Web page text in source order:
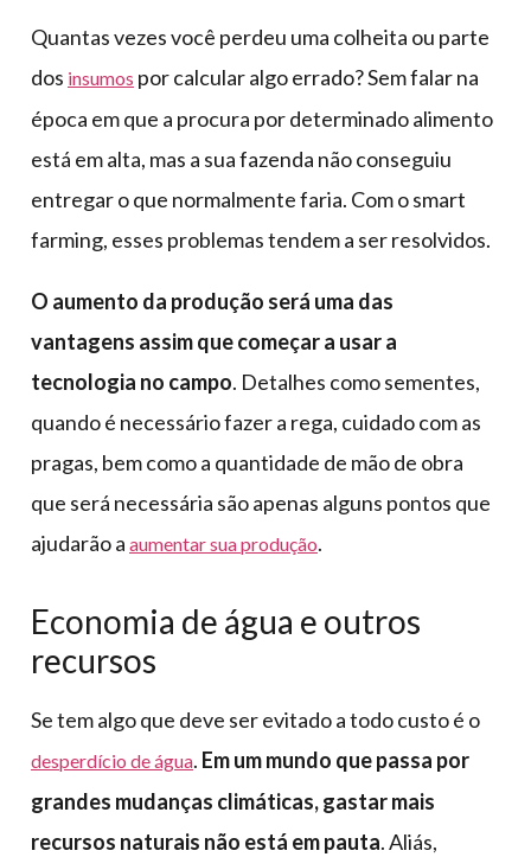
Quantas vezes você perdeu uma colheita ou parte
dos insumos por calcular algo errado? Sem falar na
época em que a procura por determinado alimento
está em alta, mas a sua fazenda não conseguiu
entregar o que normalmente faria. Com o smart
farming, esses problemas tendem a ser resolvidos.
O aumento da produção será uma das
vantagens assim que começar a usar a
tecnologia no campo. Detalhes como sementes,
quando é necessário fazer a rega, cuidado com as
pragas, bem como a quantidade de mão de obra
que será necessária são apenas alguns pontos que
ajudarão a aumentar sua produção.
Economia de água e outros
recursos
Se tem algo que deve ser evitado a todo custo é o
desperdício de água. Em um mundo que passa por
grandes mudanças climáticas, gastar mais
recursos naturais não está em pauta. Aliás,